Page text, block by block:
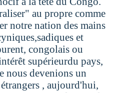
au propre comme
notre nation des mains
et
congolais ou
supérieurdu pays,
nous devenions un
, aujourd'hui,